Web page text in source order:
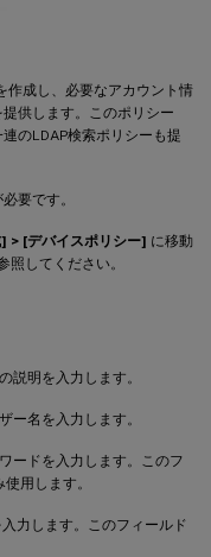
作成し、必要なアカウント情
供します。このポリシー
のLDAP検索ポリシーも提
要です。
> [デバイスポリシー] に移動
照してください。
説明を入力します。
ー名を入力します。
ードを入力します。このフ
用します。
力します。このフィールド